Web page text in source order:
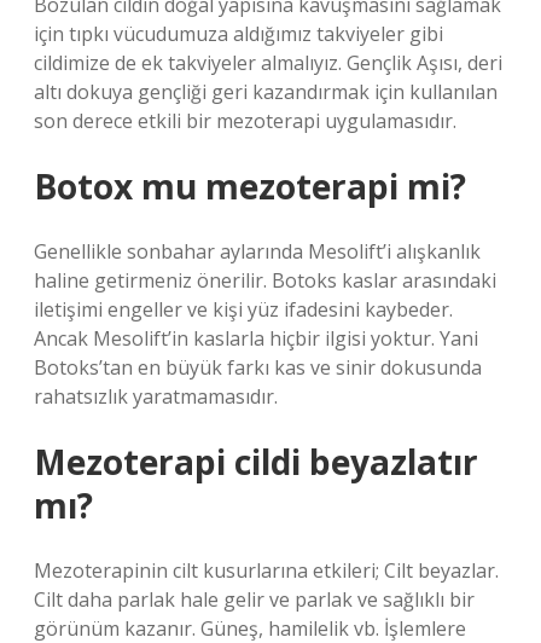
için tıpkı vücudumuza aldığımız takviyeler gibi
cildimize de ek takviyeler almalıyız. Gençlik Aşısı, deri
altı dokuya gençliği geri kazandırmak için kullanılan
son derece etkili bir mezoterapi uygulamasıdır.
Botox mu mezoterapi mi?
Genellikle sonbahar aylarında Mesolift’i alışkanlık
haline getirmeniz önerilir. Botoks kaslar arasındaki
iletişimi engeller ve kişi yüz ifadesini kaybeder.
Ancak Mesolift’in kaslarla hiçbir ilgisi yoktur. Yani
Botoks’tan en büyük farkı kas ve sinir dokusunda
rahatsızlık yaratmamasıdır.
Mezoterapi cildi beyazlatır
mı?
Mezoterapinin cilt kusurlarına etkileri; Cilt beyazlar.
Cilt daha parlak hale gelir ve parlak ve sağlıklı bir
görünüm kazanır. Güneş, hamilelik vb. İşlemlere